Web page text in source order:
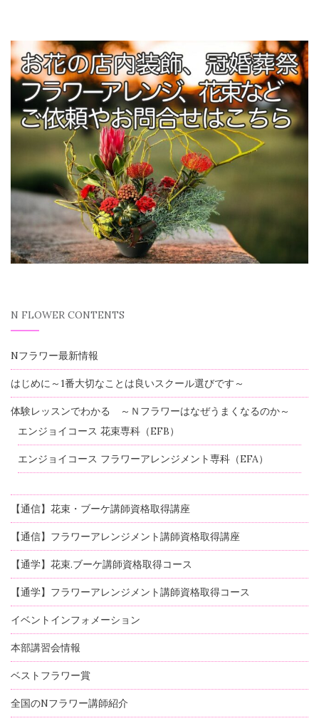
N FLOWER CONTENTS
Nフラワー最新情報
はじめに～1番大切なことは良いスクール選びです～
体験レッスンでわかる ～Ｎフラワーはなぜうまくなるのか～
エンジョイコース 花束専科（EFB）
エンジョイコース フラワーアレンジメント専科（EFA）
【通信】花束・ブーケ講師資格取得講座
【通信】フラワーアレンジメント講師資格取得講座
【通学】花束.ブーケ講師資格取得コース
【通学】フラワーアレンジメント講師資格取得コース
イベントインフォメーション
本部講習会情報
ベストフラワー賞
全国のNフラワー講師紹介